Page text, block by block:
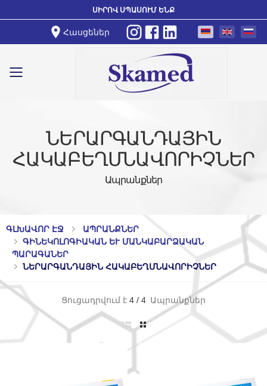
ՍԻՐՈՎ ՍՊԱՍՈՒՄ ԵՆՔ
Հասցեներ
Toggle mobile menu
ՆԵՐԱՐԳԱՆԴԱՅԻՆ
ՀԱԿԱԲԵՂՄՆԱՎՈՐԻՉՆԵՐ
Ապրանքներ
ԳԼԽԱՎՈՐ ԷՋ
ԱՊՐԱՆՔՆԵՐ
ԳԻՆԵԿՈԼՈԳԻԱԿԱՆ ԵՒ ՄԱՆԿԱԲԱՐՁԱԿԱՆ Պ
ԱՐԱԳԱՆԵՐ
ՆԵՐԱՐԳԱՆԴԱՅԻՆ ՀԱԿԱԲԵՂՄՆԱՎՈՐԻՉՆԵՐ
Ցուցադրվում է 4 / 4 Ապրանքներ